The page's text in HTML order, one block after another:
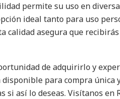
permite su uso en
ideal tanto para uso
calidad asegura que
de adquirirlo y
disponible para compra
si así lo deseas. Visítanos en